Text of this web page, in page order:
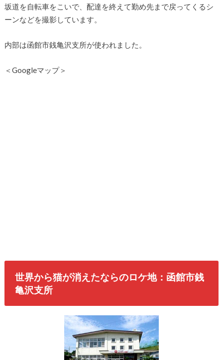
坂道を自転車をこいで、配達を終えて勤め先まで戻ってくるシ
ーンなどを撮影しています。
内部は函館市銭亀沢支所が使われました。
＜Googleマップ＞
世界から猫が消えたならのロケ地：函館市銭
亀沢支所